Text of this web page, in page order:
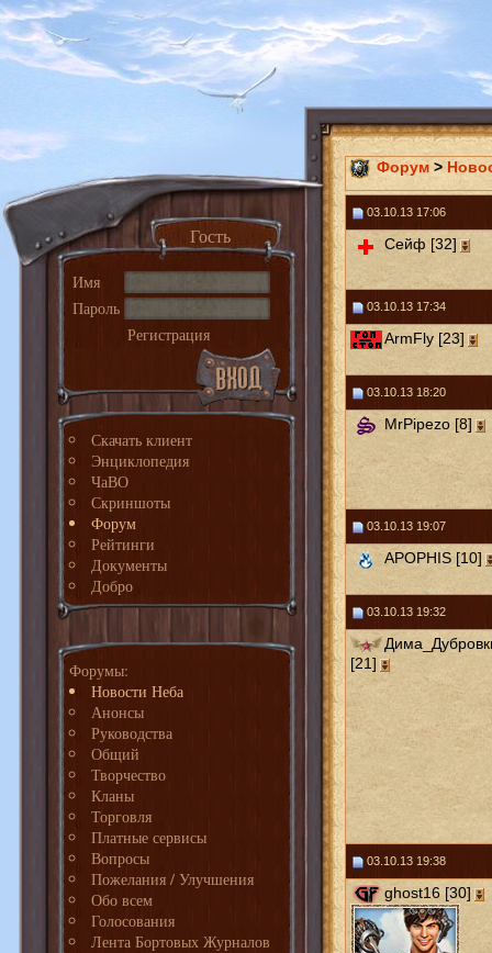
Гость
Имя
Пароль
Регистрация
Скачать клиент
Энциклопедия
ЧаВО
Скриншоты
Форум
Рейтинги
Документы
Добро
Форумы:
Новости Неба
Анонсы
Руководства
Общий
Творчество
Кланы
Торговля
Платные сервисы
Вопросы
Пожелания / Улучшения
Обо всем
Голосования
Лента Бортовых Журналов
Форум >
03.10.13 17:06
Сейф [32]
03.10.13 17:34
ArmFly [23]
03.10.13 18:20
MrPipezo [8]
03.10.13 19:07
APOPHIS [10]
03.10.13 19:32
[21]
03.10.13 19:38
ghost16 [30]